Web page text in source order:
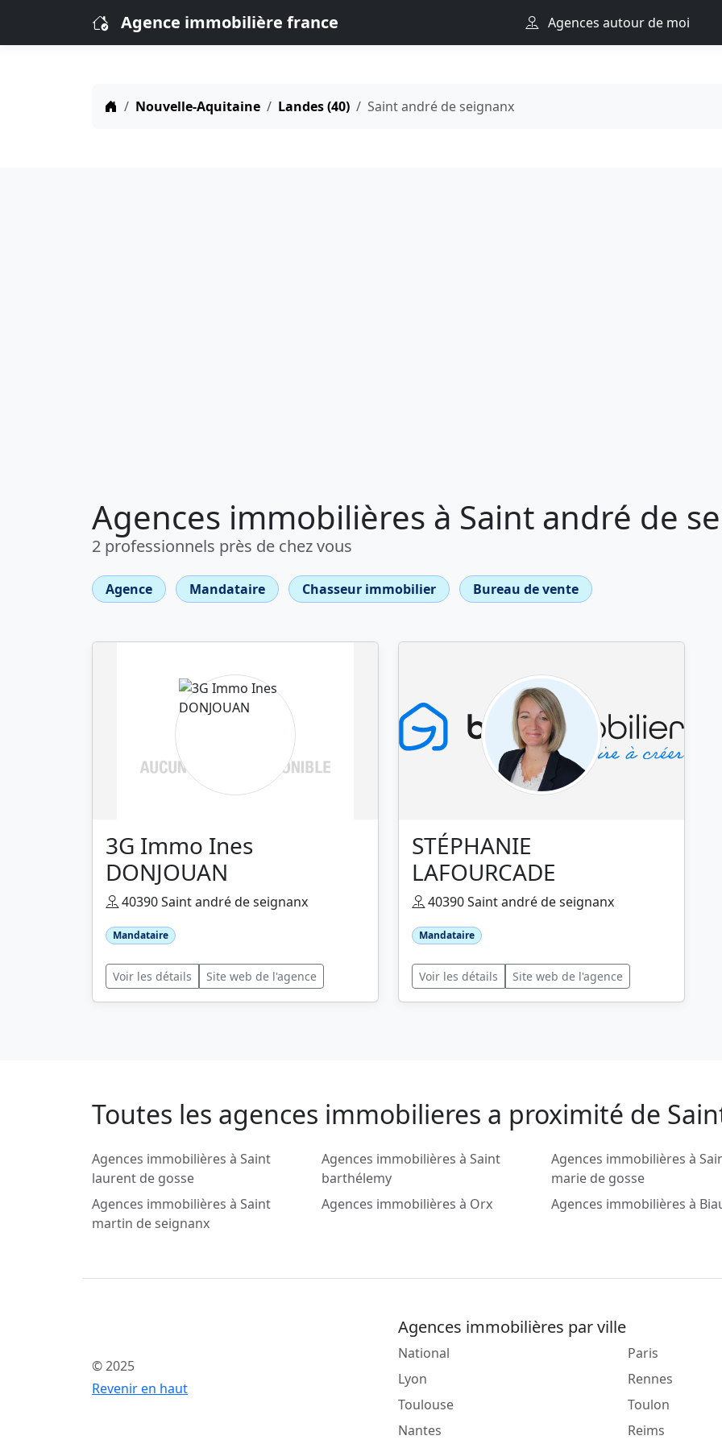
Agence immobilière france Agences autour de moi
Nouvelle-Aquitaine Landes (40) Saint andré de seignanx
Agences immobilières à Saint andré de
2 professionnels près de chez vous
Agence Mandataire Chasseur immobilier Bureau de vente
3G Immo Ines
DONJOUAN
40390 Saint andré de seignanx
Mandataire
Voir les détails Site web de l'agence
STÉPHANIE
LAFOURCADE
40390 Saint andré de seignanx
Mandataire
Voir les détails Site web de l'agence
Toutes les agences immobilieres a proximité de
Agences immobilières à Saint
laurent de gosse
Agences immobilières à Saint
barthélemy
Agences immobilières à
marie de gosse
Agences immobilières à Saint
martin de seignanx
Agences immobilières à Orx Agences immobilières à
© 2025
Revenir en haut
Agences immobilières par ville
National
Lyon
Toulouse
Nantes
Paris
Rennes
Toulon
Reims